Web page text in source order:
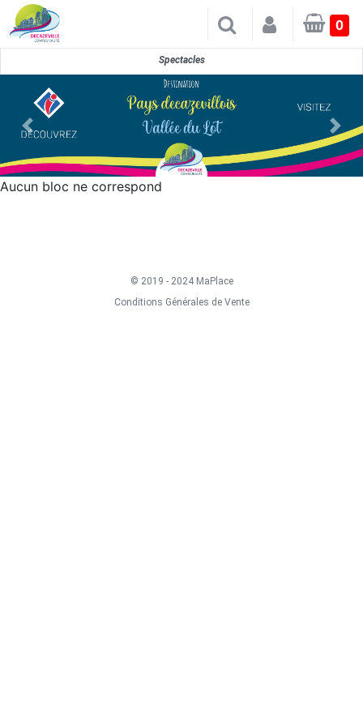
×0
Spectacles
Aucun bloc ne correspond
© 2019 - 2024 MaPlace
Conditions Générales de Vente